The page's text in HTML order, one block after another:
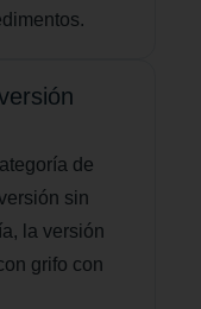
de
sin
la versión
grifo con